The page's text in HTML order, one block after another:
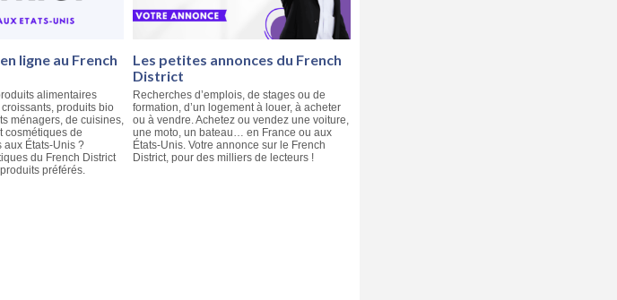
ligne au French
alimentaires
produits bio
ménagers, de cuisines,
cosmétiques de
aux États-Unis ?
du French District
préférés.
Les petites annonces du French
District
Recherches d’emplois, de stages ou de
formation, d’un logement à louer, à acheter
ou à vendre. Achetez ou vendez une voiture,
une moto, un bateau… en France ou aux
États-Unis. Votre annonce sur le French
District, pour des milliers de lecteurs !